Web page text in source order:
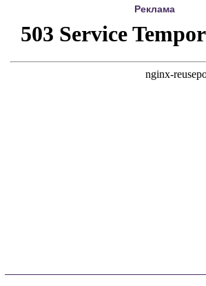
Реклама